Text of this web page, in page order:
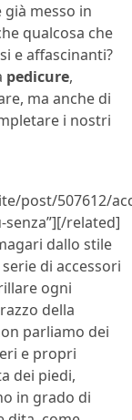
già messo in
qualcosa che
e affascinanti?
pedicure,
ma anche di
i nostri
post/507612/
related]
dallo stile
di accessori
ogni
della
parliamo dei
e propri
dei piedi,
in grado di